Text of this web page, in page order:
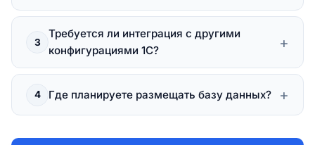
Коммерческая организация
Производство / Строительство
3
Требуется ли интеграция с другими
конфигурациями 1С?
+
УНФ, БП)
Нет, будет работать автономно
4 Где планируете размещать базу данных? +